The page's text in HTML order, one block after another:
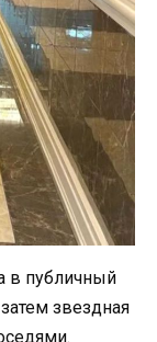
в публичный
звездная